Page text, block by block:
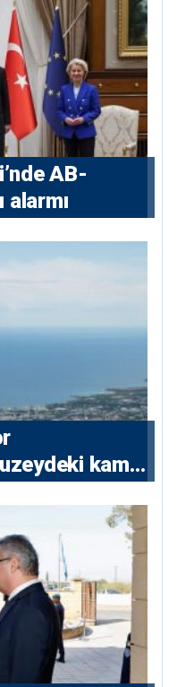
AB-
alarmı
kamu